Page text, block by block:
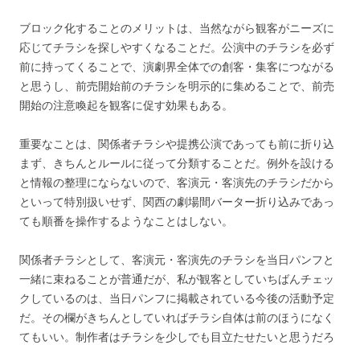
ブロック化することのメリットは、当然ながら観客がニーズに
応じてチラシを探しやすくなることだ。公演中のチラシを必ず
前に持ってくることで、演劇界全体での創客・集客につながる
と思うし、前売開始前のチラシを明示的に集めることで、前売
開始の注意喚起を観客に促す効果もある。
重要なことは、関係者チラシや提携公演であっても前に折り込
まず、きちんとルールに従って分類することだ。例外を設ける
と情報の整理にならないので、客演元・客演先のチラシだから
といって特別扱いせず、関西の劇場間バーター折り込みであっ
ても順番を操作するようなことはしない。
関係者チラシとして、客演元・客演先のチラシを当日パンフと
一緒に束ねることが普通だが、私が観客としていちばんチェッ
クしているのは、当日パンフに掲載されている今後の活動予定
だ。その欄がきちんとしていればチラシ自体は前のほうになく
てもいい。制作者はチラシを少しでも目立たせたいと思うだろ